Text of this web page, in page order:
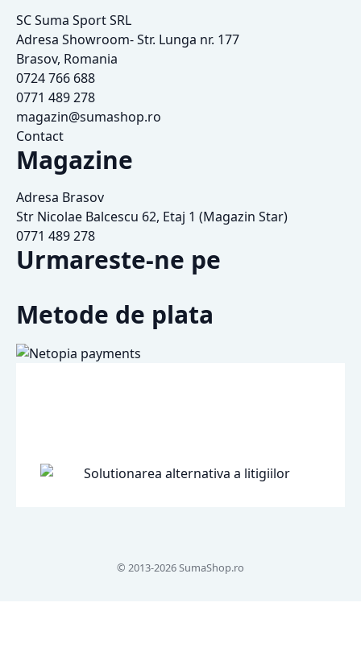
SC Suma Sport SRL
Adresa Showroom- Str. Lunga nr. 177
Brasov, Romania
0724 766 688
0771 489 278
magazin@sumashop.ro
Contact
Magazine
Adresa Brasov
Str Nicolae Balcescu 62, Etaj 1 (Magazin Star)
0771 489 278
Urmareste-ne pe
Metode de plata
© 2013-2026 SumaShop.ro